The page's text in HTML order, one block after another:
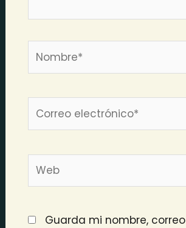
Nombre*
Correo
Web
Guarda mi nombre, correo